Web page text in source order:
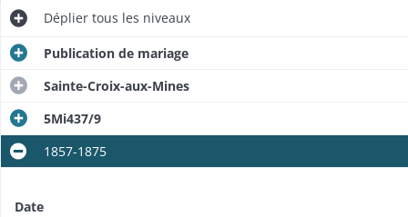
Déplier tous les niveaux
Publication de mariage
Sainte-Croix-aux-Mines
5Mi437/9
1857-1875
Date